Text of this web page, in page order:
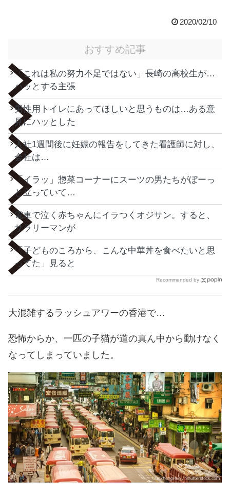
2020/02/10
おすすめ記事
「これは私の努力不足ではない」長崎の高校生が…
ハッとする主張
男性用トイレにあってほしいと思うものは…ある意
見にハッとした
入社1週間後に妊娠の報告をしてきた看護師に対し、
会社は…
「イラッ」惣菜コーナーにスーツの男たちがぼーっ
と立っていて…
電車で泣く赤ちゃんにイラつくオジサン。すると、
サラリーマンが
「子どものころから、こんな中華丼を食べたいと思
ってた」見ると
Recommended by
大混雑するラッシュアワーの香港で…
恐怖からか、一匹の子猫が道の真ん中から動けなく
なってしまっていました。